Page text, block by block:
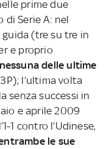
prime due
Serie A: nel
guida (tre su tre in
e proprio
delle ultime
l’ultima volta
senza successi in
e aprile 2009
1 contro l’Udinese,
le sue